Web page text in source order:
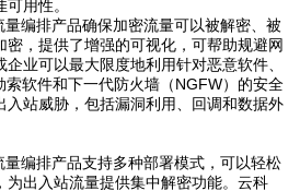
用性。
编排产品确保加密流量可以被解密、被
密，提供了增强的可视化，可帮助规避网
业可以最大限度地利用针对恶意软件、
索软件和下一代防火墙（NGFW）的安全
入站威胁，包括漏洞利用、回调和数据外
编排产品支持多种部署模式，可以轻松
为出入站流量提供集中解密功能。云科